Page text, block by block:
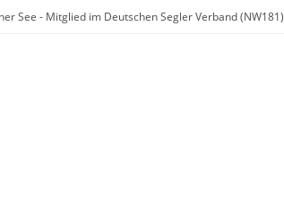
See - Mitglied im Deutschen Segler Verband (NW181)